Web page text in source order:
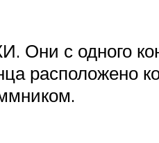
Они с одного
расположено